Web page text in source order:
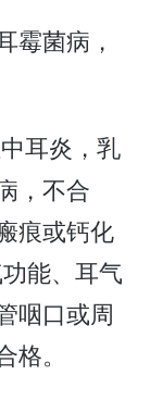
霉菌病，
耳炎，乳
，不合
痕或钙化
能、耳气
咽口或周
。